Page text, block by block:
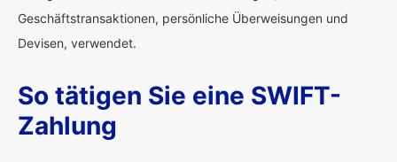
Geschäftstransaktionen, persönliche Überweisungen und
Devisen, verwendet.
So tätigen Sie eine SWIFT-
Zahlung